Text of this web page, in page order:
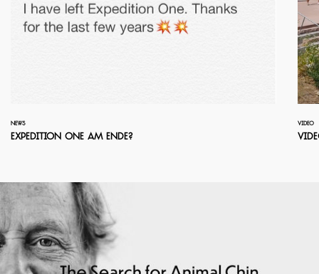
NEWS
Expedition One am Ende?
VIDEO